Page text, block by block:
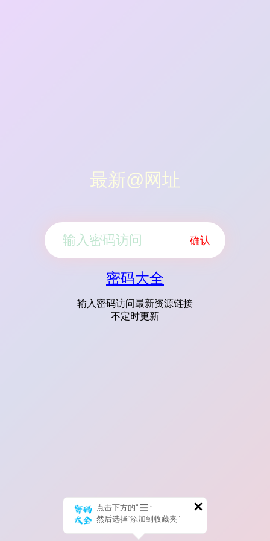
最新@网址
确认
密码大全
输入密码访问最新资源链接
不定时更新
点击下方的“
”
然后选择“添加到收藏夹”